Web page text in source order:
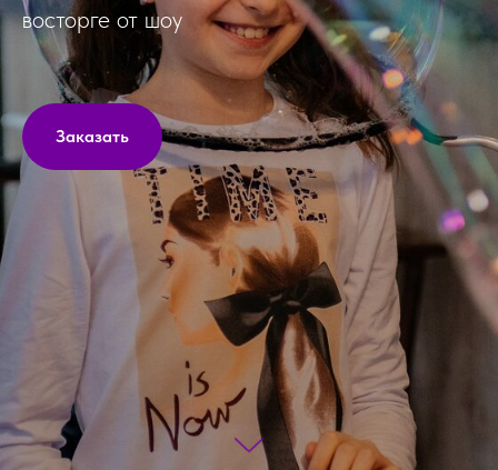
восторге от шоу
Заказать